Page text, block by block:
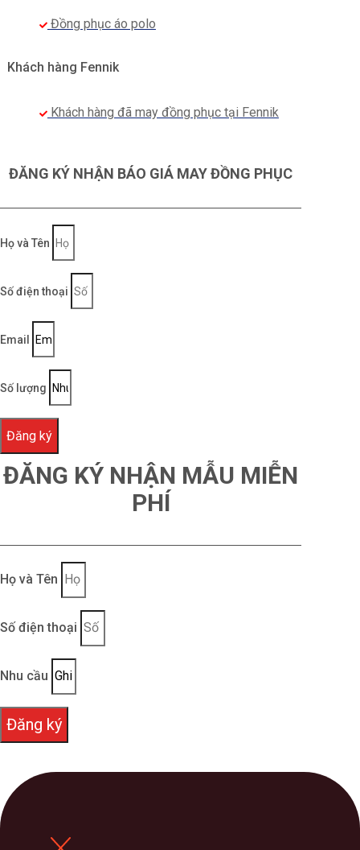
Đồng phục áo polo
Khách hàng Fennik
Khách hàng đã may đồng phục tại Fennik
ĐĂNG KÝ NHẬN BÁO GIÁ MAY ĐỒNG PHỤC
Họ và Tên
Số điện thoại
Email
Số lượng
Đăng ký
ĐĂNG KÝ NHẬN MẪU MIỄN
PHÍ
Họ và Tên
Số điện thoại
Nhu cầu
Đăng ký